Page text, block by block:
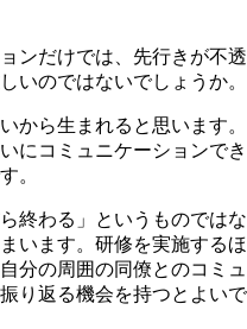
ンだけでは、先行きが不透
いのではないでしょうか。
から生まれると思います。
にコミュニケーションでき
。
終わる」というものではな
います。研修を実施するほ
分の周囲の同僚とのコミュ
り返る機会を持つとよいで